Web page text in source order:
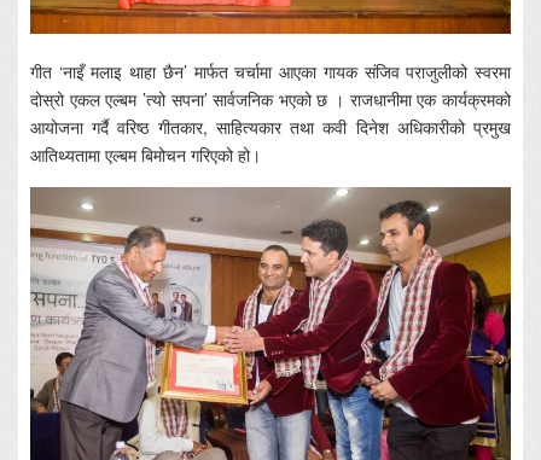
गीत ‘नाइँ मलाइ थाहा छैन’ मार्फत चर्चामा आएका गायक संजिव पराजुलीको स्वरमा
दोस्रो एकल एल्बम ’त्यो सपना’ सार्वजनिक भएको छ । राजधानीमा एक कार्यक्रमको
आयोजना गर्दै वरिष्ठ गीतकार, साहित्यकार तथा कवी दिनेश अधिकारीको प्रमुख
आतिथ्यतामा एल्बम बिमोचन गरिएको हो।